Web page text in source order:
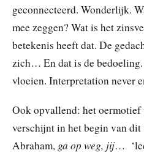
geconnecteerd. Wonderlijk.
mee zeggen? Wat is het
betekenis heeft dat. De
zich… En dat is de
vloeien. Interpretation never
Ook opvallend: het oermotief
verschijnt in het begin van dit
Abraham, ga op weg, jij…